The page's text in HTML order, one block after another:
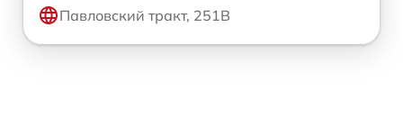
Павловский тракт, 251В